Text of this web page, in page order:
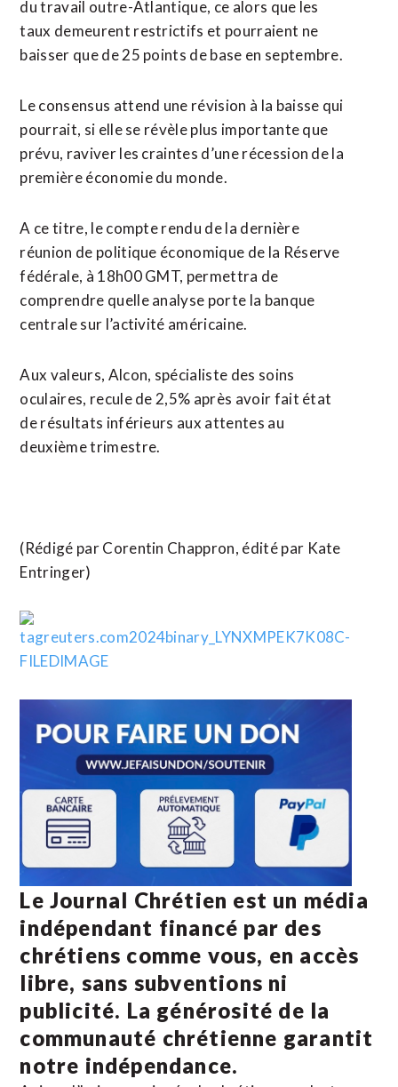
du travail outre-Atlantique, ce alors que les
taux demeurent restrictifs et pourraient ne
baisser que de 25 points de base en septembre.
Le consensus attend une révision à la baisse qui
pourrait, si elle se révèle plus importante que
prévu, raviver les craintes d’une récession de la
première économie du monde.
A ce titre, le compte rendu de la dernière
réunion de politique économique de la Réserve
fédérale, à 18h00 GMT, permettra de
comprendre quelle analyse porte la banque
centrale sur l’activité américaine.
Aux valeurs, Alcon, spécialiste des soins
oculaires, recule de 2,5% après avoir fait état
de résultats inférieurs aux attentes au
deuxième trimestre.
(Rédigé par Corentin Chappron, édité par Kate
Entringer)
Le Journal Chrétien est un média
indépendant financé par des
chrétiens comme vous, en accès
libre, sans subventions ni
publicité. La générosité de la
communauté chrétienne garantit
notre indépendance.